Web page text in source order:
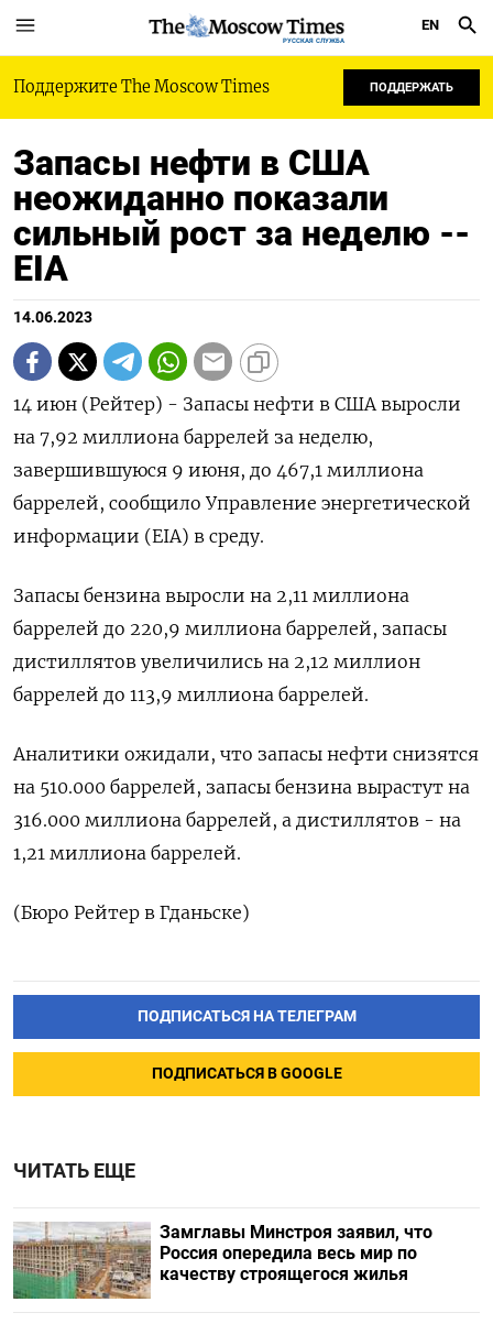
РУССКАЯ СЛУЖБА
EN
Поддержите The Moscow Times ПОДДЕРЖАТЬ
Запасы нефти в США
неожиданно показали
сильный рост за неделю --
EIA
14.06.2023
14 июн (Рейтер) - Запасы нефти в США выросли
на 7,92 миллиона баррелей за неделю,
завершившуюся 9 июня, до 467,1 миллиона
баррелей, сообщило Управление энергетической
информации (EIA) в среду.
Запасы бензина выросли на 2,11 миллиона
баррелей до 220,9 миллиона баррелей, запасы
дистиллятов увеличились на 2,12 миллион
баррелей до 113,9 миллиона баррелей.
Аналитики ожидали, что запасы нефти снизятся
на 510.000 баррелей, запасы бензина вырастут на
316.000 миллиона баррелей, а ​дистиллятов - на
1,21 миллиона баррелей.
(Бюро Рейтер в Гданьске)
ПОДПИСАТЬСЯ НА ТЕЛЕГРАМ
ПОДПИСАТЬСЯ В GOOGLE
ЧИТАТЬ ЕЩЕ
Замглавы Минстроя заявил, что
Россия опередила весь мир по
качеству строящегося жилья